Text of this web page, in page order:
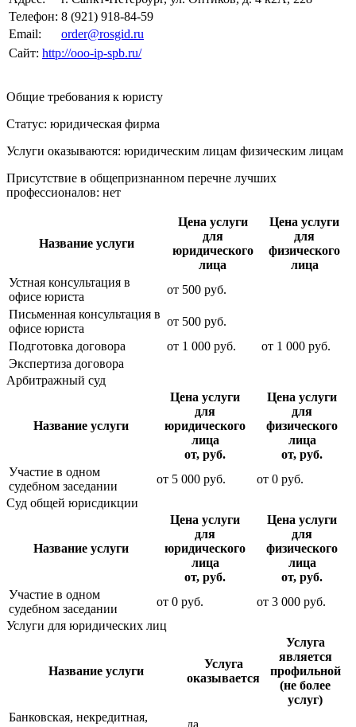
Телефон: 8 (921) 918-84-59
Email:
order@rosgid.ru
Сайт: http://ooo-ip-spb.ru/
Общие требования к юристу
Статус: юридическая фирма
Услуги оказываются: юридическим лицам физическим лицам
Присутствие в общепризнанном перечне лучших
профессионалов: нет
Название услуги
Цена услуги
для
юридического
лица
Цена услуги
для
физического
лица
Устная консультация в
офисе юриста
от 500 руб.
Письменная консультация в
офисе юриста
от 500 руб.
Подготовка договора
от 1 000 руб. от 1 000 руб.
Экспертиза договора
Арбитражный суд
Название услуги
Цена услуги
для
юридического
лица
от, руб.
Цена услуги
для
физического
лица
от, руб.
Участие в одном
судебном заседании
от 5 000 руб. от 0 руб.
Суд общей юрисдикции
Название услуги
Цена услуги
для
юридического
лица
от, руб.
Цена услуги
для
физического
лица
от, руб.
Участие в одном
судебном заседании
от 0 руб. от 3 000 руб.
Услуги для юридических лиц
Название услуги
Услуга
оказывается
Услуга
является
профильной
(не более
услуг)
Банковская, некредитная,
да